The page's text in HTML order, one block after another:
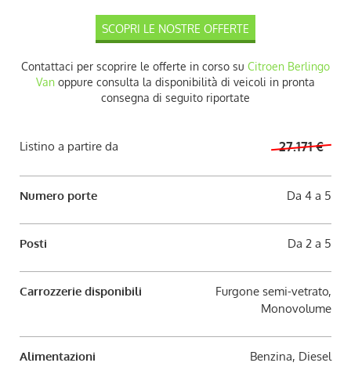
VEICOLI CON ECOBONUS
AUTO USATE
ASSISTENZA
CONTATTI
LAVORA CON NOI
AREA COMMERCIANTI
SCOPRI LE NOSTRE OFFERTE
Contattaci per scoprire le offerte in corso su Citroen Berlingo
Van oppure consulta la disponibilità di veicoli in pronta
consegna di seguito riportate
Listino a partire da 27.171 €
Numero porte Da 4 a 5
Posti Da 2 a 5
Carrozzerie disponibili
Furgone semi-vetrato,
Monovolume
Alimentazioni Benzina, Diesel